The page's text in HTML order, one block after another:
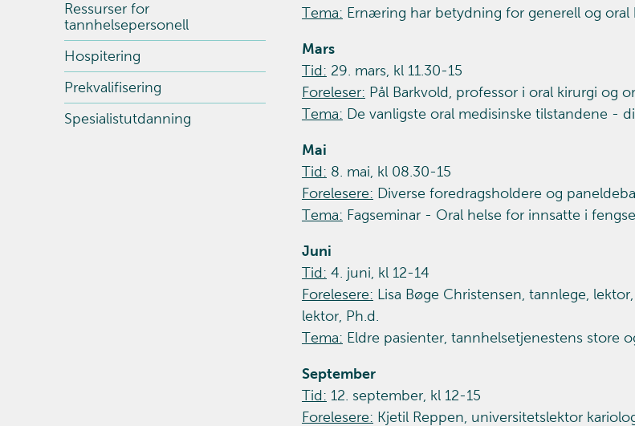
Ressurser for
tannhelsepersonell
Hospitering
Prekvalifisering
Spesialistutdanning
Tema: Ernæring har betydning for generell og
Mars
Tid: 29. mars, kl 11.30-15
Foreleser: Pål Barkvold, professor i oral kirurgi og
Tema: De vanligste oral medisinske tilstandene -
Mai
Tid: 8. mai, kl 08.30-15
Forelesere: Diverse foredragsholdere og
Tema: Fagseminar - Oral helse for innsatte i
Juni
Tid: 4. juni, kl 12-14
Forelesere: Lisa Bøge Christensen, tannlege,
lektor, Ph.d.
Tema: Eldre pasienter, tannhelsetjenestens store
September
Tid: 12. september, kl 12-15
Forelesere: Kjetil Reppen, universitetslektor